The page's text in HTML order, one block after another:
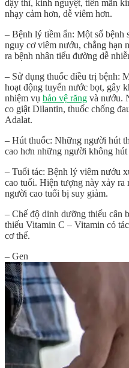
dậy thì, kinh nguyệt, tiền mãn
nhạy cảm hơn, dễ viêm hơn.
– Bệnh lý tiềm ẩn: Một số bệnh
nguy cơ viêm nướu, chẳng
ra bệnh nhân tiểu đường dễ
– Sử dụng thuốc điều trị bệnh:
hoạt động tuyến nước bọt, gây
nhiệm vụ bảo vệ răng và nướu.
co giật Dilantin, thuốc chống
Adalat.
– Hút thuốc: Những người hút
cao hơn những người không hút
– Tuổi tác: Bệnh lý viêm nướu
cao tuổi. Hiện tượng này xảy ra
người cao tuổi bị suy giảm.
– Chế độ dinh dưỡng thiếu cân
thiếu Vitamin C – Vitamin có
cơ thể.
– Gen